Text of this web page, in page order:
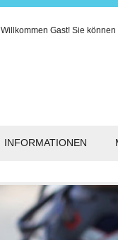
Willkommen Gast! Sie
INFORMATIONEN